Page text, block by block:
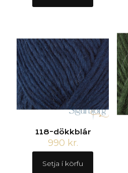
118-dökkblár
990 kr.
Setja í körfu